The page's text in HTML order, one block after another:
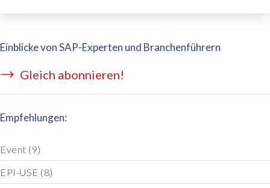
Einblicke von SAP-Experten und Branchenführern
Gleich abonnieren!
Empfehlungen:
Event (9)
EPI-USE (8)